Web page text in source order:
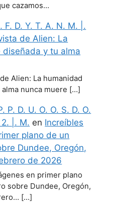
cazamos…
F. D. Y. T. A. N. M. |.
de Alien: La
y tu alma
Alien: La humanidad
nunca muere […]
P. D. U. O. O. S. D. O.
2. |. M. en Increíbles
plano de un
Dundee, Oregón,
de 2026
en primer plano
sobre Dundee, Oregón,
[…]